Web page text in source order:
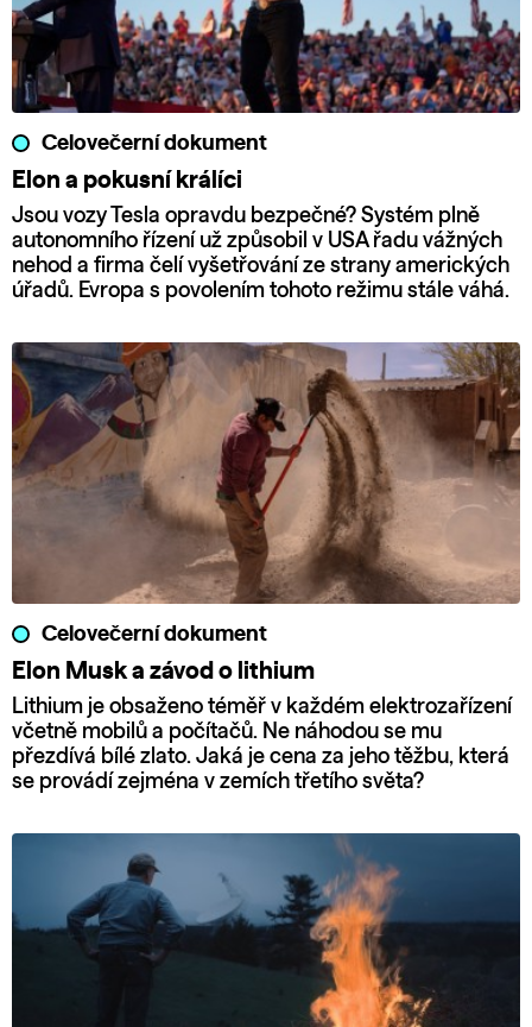
Celovečerní dokument
Elon a pokusní králíci
Jsou vozy Tesla opravdu bezpečné? Systém plně
autonomního řízení už způsobil v USA řadu vážných
nehod a firma čelí vyšetřování ze strany amerických
úřadů. Evropa s povolením tohoto režimu stále váhá.
Celovečerní dokument
Elon Musk a závod o lithium
Lithium je obsaženo téměř v každém elektrozařízení
včetně mobilů a počítačů. Ne náhodou se mu
přezdívá bílé zlato. Jaká je cena za jeho těžbu, která
se provádí zejména v zemích třetího světa?